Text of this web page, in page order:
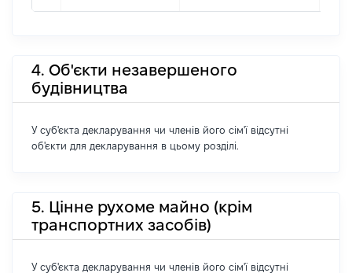
4. Об'єкти незавершеного
будівництва
У суб'єкта декларування чи членів його сім'ї відсутні
об'єкти для декларування в цьому розділі.
5. Цінне рухоме майно (крім
транспортних засобів)
У суб'єкта декларування чи членів його сім'ї відсутні